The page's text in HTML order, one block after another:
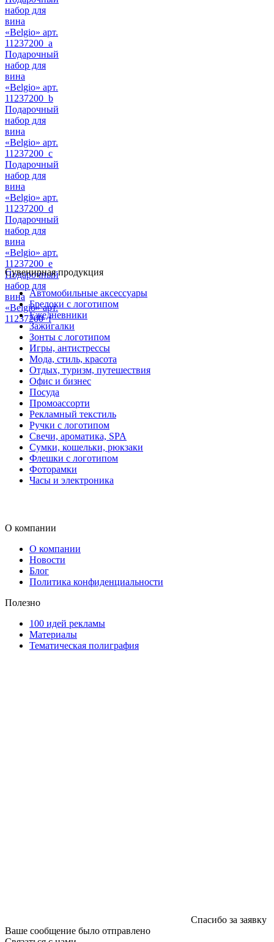
набор для
вина
«Belgio» арт.
11237200_a
Подарочный
набор для
вина
«Belgio» арт.
11237200_b
Подарочный
набор для
вина
«Belgio» арт.
11237200_c
Подарочный
набор для
вина
«Belgio» арт.
11237200_d
Подарочный
набор для
вина
«Belgio» арт.
11237200_e
Подарочный
набор для
вина
«Belgio» арт.
11237200_f
Сувенирная продукция
Автомобильные аксессуары
Брелоки с логотипом
Ежедневники
Зажигалки
Зонты с логотипом
Игры, антистрессы
Мода, стиль, красота
Отдых, туризм, путешествия
Офис и бизнес
Посуда
Промоассорти
Рекламный текстиль
Ручки с логотипом
Свечи, ароматика, SPA
Сумки, кошельки, рюкзаки
Флешки с логотипом
Фоторамки
Часы и электроника
О компании
О компании
Новости
Блог
Политика конфиденциальности
Полезно
100 идей рекламы
Материалы
Тематическая полиграфия
Спасибо за заявку
Ваше сообщение было отправлено